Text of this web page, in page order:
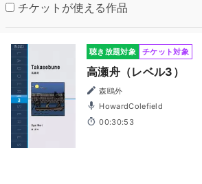
チケットが使える作品
聴き放題対象 チケット対象
高瀬舟（レベル3）
森鴎外
HowardColefield
00:30:53